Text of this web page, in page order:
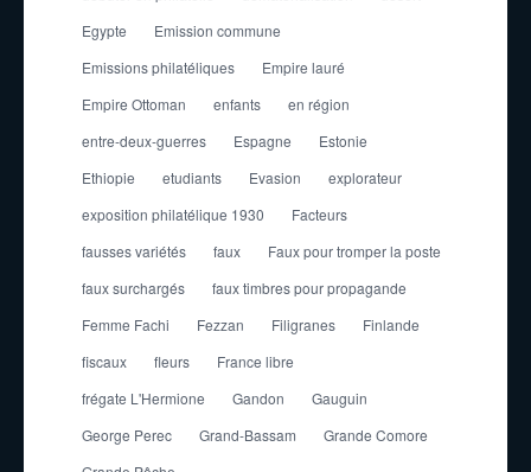
Egypte
Emission commune
Emissions philatéliques
Empire lauré
Empire Ottoman
enfants
en région
entre-deux-guerres
Espagne
Estonie
Ethiopie
etudiants Evasion
explorateur
exposition philatélique 1930
Facteurs
fausses variétés
faux
Faux pour tromper la poste
faux surchargés
faux timbres pour propagande
Femme Fachi
Fezzan Filigranes
Finlande
fiscaux
fleurs
France libre
frégate L'Hermione
Gandon
Gauguin
George Perec
Grand-Bassam
Grande Comore